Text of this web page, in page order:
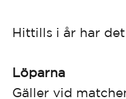
Hittills i år har
Löparna
Gäller vid